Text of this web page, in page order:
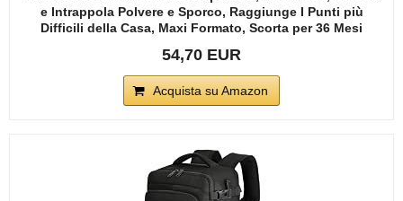
e Intrappola Polvere e Sporco, Raggiunge I Punti più
Difficili della Casa, Maxi Formato, Scorta per 36 Mesi
54,70 EUR
Acquista su Amazon